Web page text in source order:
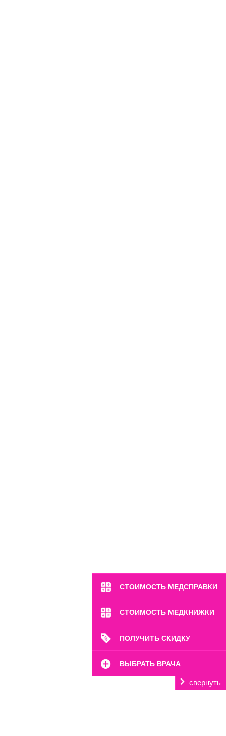
СТОИМОСТЬ МЕДСПРАВКИ
СТОИМОСТЬ МЕДКНИЖКИ
ПОЛУЧИТЬ СКИДКУ
ВЫБРАТЬ ВРАЧА
свернуть